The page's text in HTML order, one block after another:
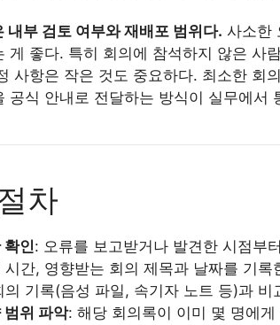
내부 검토 여부와 재배포 범위다. 사소한
게 좋다. 특히 회의에 참석하지 않은 사
사항은 작은 것도 중요하다. 최소한 회
공식 안내로 전달하는 방식이 실무에서
차
확인: 오류를 보고받거나 발견한 시점부
시간, 영향받는 회의 제목과 날짜를 기
의 기록(음성 파일, 속기자 노트 등)과 비
범위 파악: 해당 회의록이 이미 몇 명에